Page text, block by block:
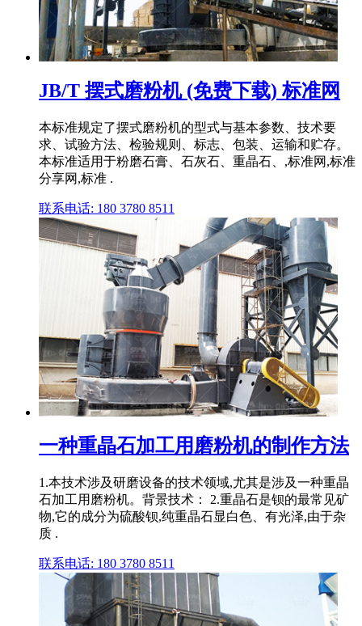
JB/T 摆式磨粉机 (免费下载) 标准网
本标准规定了摆式磨粉机的型式与基本参数、技术要
求、试验方法、检验规则、标志、包装、运输和贮存。
本标准适用于粉磨石膏、石灰石、重晶石、,标准网,标准
分享网,标准 .
联系电话: 180 3780 8511
一种重晶石加工用磨粉机的制作方法
1.本技术涉及研磨设备的技术领域,尤其是涉及一种重晶
石加工用磨粉机。背景技术： 2.重晶石是钡的最常见矿
物,它的成分为硫酸钡,纯重晶石显白色、有光泽,由于杂
质 .
联系电话: 180 3780 8511